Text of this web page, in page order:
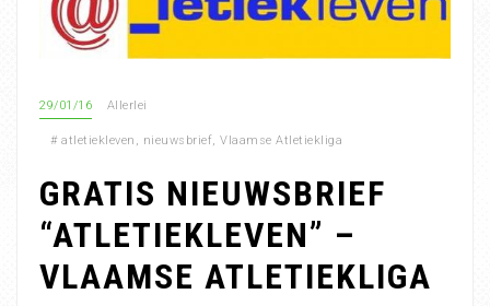
29/01/16 Allerlei
# atletiekleven , nieuwsbrief, Vlaamse Atletiekliga
GRATIS NIEUWSBRIEF
“ATLETIEKLEVEN” –
VLAAMSE ATLETIEKLIGA